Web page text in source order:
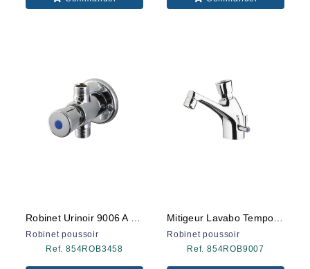
Robinet poussoir
Ref. 854ROB3458
Robinet poussoir
Ref. 854ROB9007